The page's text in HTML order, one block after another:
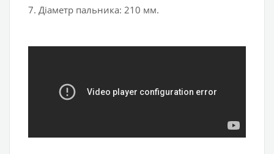
7. Діаметр пальника: 210 мм.